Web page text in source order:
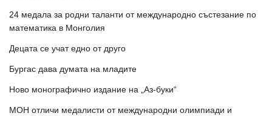
24 медала за родни таланти от международно състезание по
математика в Монголия
Децата се учат едно от друго
Бургас дава думата на младите
Ново монографично издание на „Аз-буки“
МОН отличи медалисти от международни олимпиади и